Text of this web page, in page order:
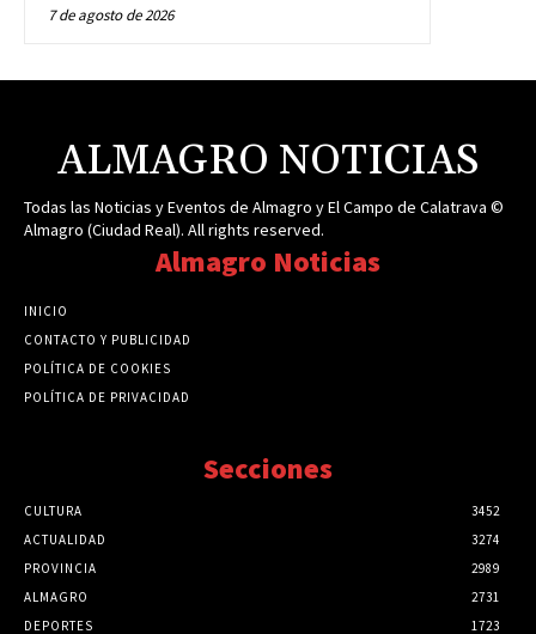
7 de agosto de 2026
ALMAGRO NOTICIAS
Todas las Noticias y Eventos de Almagro y El Campo de Calatrava ©
Almagro (Ciudad Real). All rights reserved.
Almagro Noticias
INICIO
CONTACTO Y PUBLICIDAD
POLÍTICA DE COOKIES
POLÍTICA DE PRIVACIDAD
Secciones
CULTURA
3452
ACTUALIDAD
3274
PROVINCIA
2989
ALMAGRO
2731
DEPORTES
1723